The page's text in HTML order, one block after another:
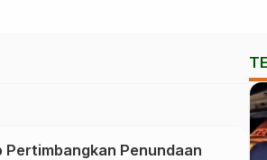
Pertimbangkan Penundaan